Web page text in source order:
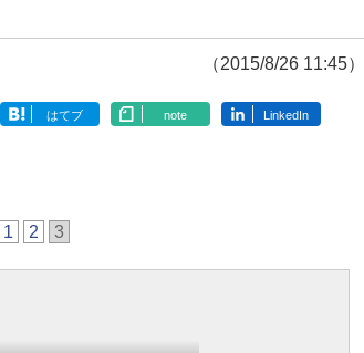
（2015/8/26 11:45）
はてブ note LinkedIn
1 2 3